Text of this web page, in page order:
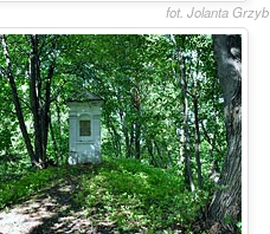
fot. Jolanta Grzyb